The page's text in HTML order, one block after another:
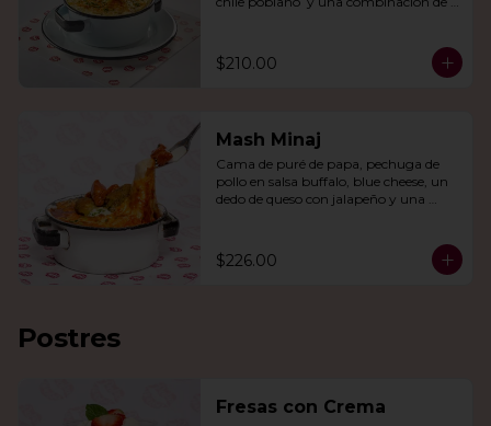
$210.00
Mash Minaj
Cama de puré de papa, pechuga de
pollo en salsa buffalo, blue cheese, un
dedo de queso con jalapeño y una
$226.00
Postres
Fresas con Crema